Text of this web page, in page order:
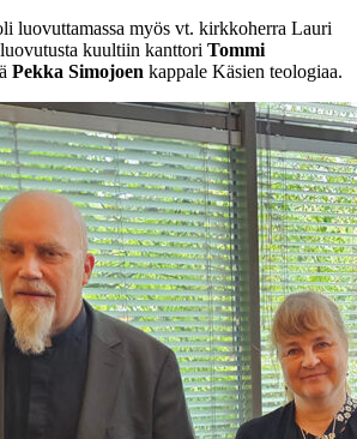
luovuttamassa myös vt. kirkkoherra Lauri
kuultiin kanttori Tommi
Pekka Simojoen kappale Käsien teologiaa.